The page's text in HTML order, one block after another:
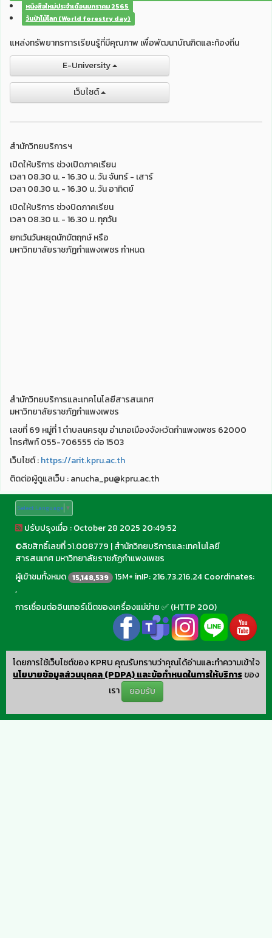
หนังสือใหม่ประจำเดือนมกราคม 2565
วันป่าไม้โลก (World forestry day)
แหล่งทรัพยากรการเรียนรู้ที่มีคุณภาพ เพื่อพัฒนาบัณฑิตและท้องถิ่น
E-University
เว็บไชต์
สำนักวิทยบริการฯ
เปิดให้บริการ ช่วงเปิดภาคเรียน
เวลา 08.30 น. - 16.30 น. วัน จันทร์ - เสาร์
เวลา 08.30 น. - 16.30 น. วัน อาทิตย์
เปิดให้บริการ ช่วงปิดภาคเรียน
เวลา 08.30 น. - 16.30 น. ทุกวัน
ยกเว้นวันหยุดนักขัตฤกษ์ หรือ
มหาวิทยาลัยราชภัฏกำแพงเพชร กำหนด
สำนักวิทยบริการและเทคโนโลยีสารสนเทศ
มหาวิทยาลัยราชภัฏกำแพงเพชร
เลขที่ 69 หมู่ที่ 1 ตำบลนครชุม อำเภอเมืองจังหวัดกำแพงเพชร 62000
โทรศัพท์ 055-706555 ต่อ 1503
เว็บไชต์ :https://arit.kpru.ac.th
ติดต่อผู้ดูแลเว็บ : anucha_pu@kpru.ac.th
Select Language ▼
ปรับปรุงเมื่อ : October 28 2025 20:49:52
©ลิขสิทธิ์เลขที่ ว1.008779 |สำนักวิทยบริการและเทคโนโลยี
สารสนเทศ มหาวิทยาลัยราชภัฏกำแพงเพชร
ผู้เข้าชมทั้งหมด 15,148,539 15M+ inIP: 216.73.216.24 Coordinates:
,
การเชื่อมต่ออินเทอร์เน็ตของเครื่องแม่ข่าย ✅ (HTTP 200)
โดยการใช้เว็บไซต์ของ KPRU คุณรับทราบว่าคุณได้อ่านและทำความเข้าใจ
นโยบายข้อมูลส่วนบุคคล (PDPA) และข้อกำหนดในการให้บริการ ของ
เรา
ยอมรับ